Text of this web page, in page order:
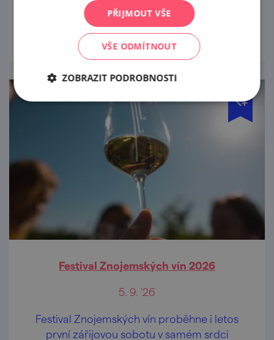
prohlédnout
Festival Znojemských vín 2026
5. 9. '26
Festival Znojemských vín proběhne i letos
první zářijovou sobotu v samém srdci
PŘIJMOUT VŠE
VŠE ODMÍTNOUT
ZOBRAZIT PODROBNOSTI